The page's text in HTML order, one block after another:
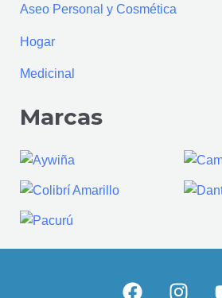
Aseo Personal y Cosmética
Hogar
Medicinal
Marcas
F
I